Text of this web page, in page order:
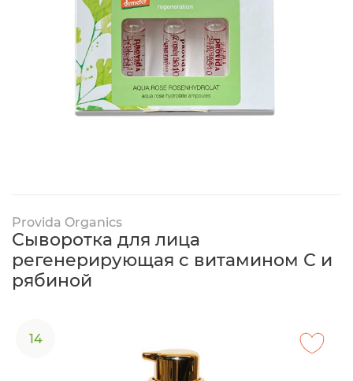
Provida Organics
Сыворотка для лица
регенерирующая с витамином С и
рябиной
14